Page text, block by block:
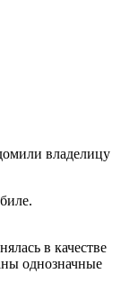
владелицу
в качестве
однозначные